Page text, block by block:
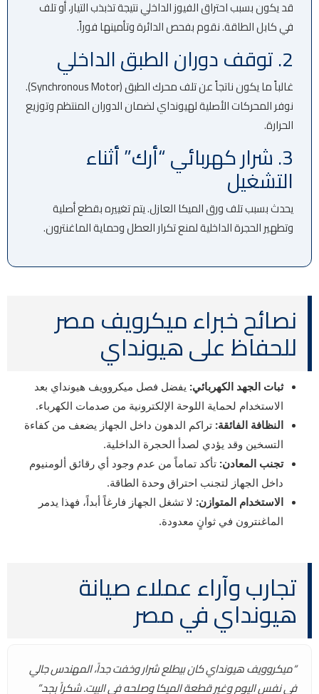
قد يكون بسبب احتراق الفيوز الداخلي نتيجة تذبذب التيار، أو تلف
في كابل الطاقة. نقوم بفحص الدائرة وتأمينها فوراً.
2. توقف دوران الطبق الداخلي
غالباً ما يكون ناتجاً عن تلف محرك الطبق (Synchronous Motor).
نوفر المحركات الأصلية لهيونداي لضمان الدوران المنتظم وتوزيع
الحرارة.
3. شرار كهربائي “أرك” أثناء
التشغيل
يحدث بسبب تلف ورق الميكا العازل. يتم تغييره بقطع أصلية
وتطهير الحجرة الداخلية لمنع تكرار العطل وحماية الماغنترون.
نصائح خبراء ميكرويف مصر
للحفاظ على هيونداي
ثبات الجهد الكهربائي: يفضل فصل ميكروويف هيونداي بعد
الاستخدام لحماية اللوحة الإلكترونية من صدمات الكهرباء.
النظافة الفائقة: تراكم الدهون داخل الجهاز يضعف من كفاءة
التسخين وقد يؤدي لصدأ الحجرة الداخلية.
تجنب المعادن: تأكد تماماً من عدم وجود أي رقائق ألومنيوم
داخل الجهاز لتجنب احتراق وحدة الطاقة.
الاستخدام المتوازن: لا تشغل الجهاز فارغاً أبداً، فهذا يدمر
الماغنترون في ثوانٍ معدودة.
تجارب وآراء عملاء صيانة
هيونداي في مصر
“ميكروويف هيونداي كان بيطلع شرار وخفت جداً، المهندس جالي
في نفس اليوم وغير قطعة الميكا وصلحه في البيت. شكراً بجد.”